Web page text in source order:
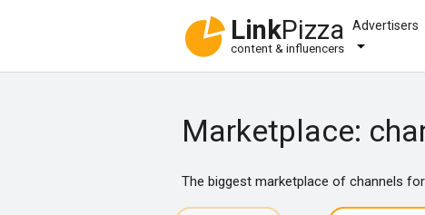
LinkPizza
content & influencers
Advertisers
Marketplace:
The biggest marketplace of channels